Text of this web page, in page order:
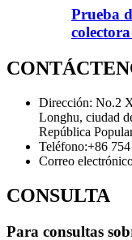
Prueba
Dirección: No.2
Longhu, ciudad
República
Teléfono:+86
Correo
CONSULTA
Para consultas